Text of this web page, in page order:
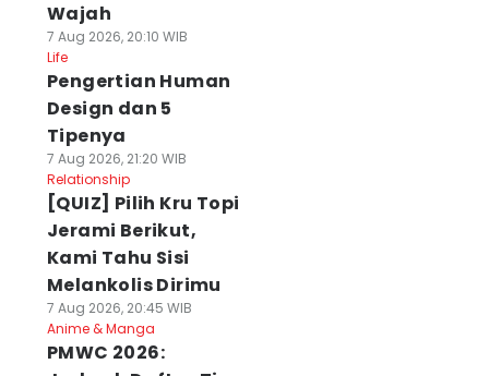
Wajah
7 Aug 2026, 20:10 WIB
Life
Pengertian Human
Design dan 5
Tipenya
7 Aug 2026, 21:20 WIB
Relationship
[QUIZ] Pilih Kru Topi
Jerami Berikut,
Kami Tahu Sisi
Melankolis Dirimu
7 Aug 2026, 20:45 WIB
Anime & Manga
PMWC 2026: